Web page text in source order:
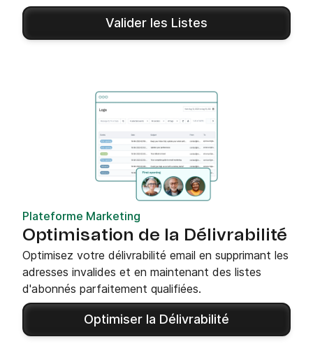
Valider les Listes
Plateforme Marketing
Optimisation de la Délivrabilité
Optimisez votre délivrabilité email en supprimant les
adresses invalides et en maintenant des listes
d'abonnés parfaitement qualifiées.
Optimiser la Délivrabilité